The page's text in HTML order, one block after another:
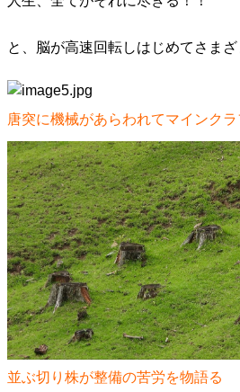
と、脳が高速回転しはじめてさまざ
唐突に機械があらわれてマインク
並ぶ切り株が整備の苦労を物語る